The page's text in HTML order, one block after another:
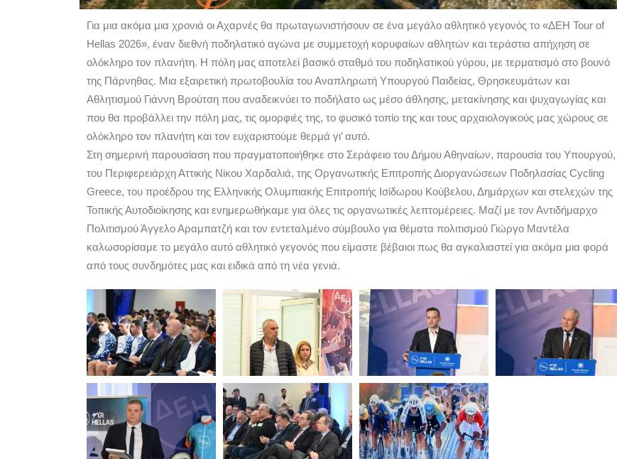
Για μια ακόμα μια χρονιά οι Αχαρνές θα πρωταγωνιστήσουν σε ένα μεγάλο αθλητικό γεγονός το «ΔΕΗ Tour of
Hellas 2026», έναν διεθνή ποδηλατικό αγώνα με συμμετοχή κορυφαίων αθλητών και τεράστια απήχηση σε
ολόκληρο τον πλανήτη. Η πόλη μας αποτελεί βασικό σταθμό του ποδηλατικού γύρου, με τερματισμό στο βουνό
της Πάρνηθας. Μια εξαιρετική πρωτοβουλία του Αναπληρωτή Υπουργού Παιδείας, Θρησκευμάτων και
Αθλητισμού Γιάννη Βρούτση που αναδεικνύει το ποδήλατο ως μέσο άθλησης, μετακίνησης και ψυχαγωγίας και
που θα προβάλλει την πόλη μας, τις ομορφιές της, το φυσικό τοπίο της και τους αρχαιολογικούς μας χώρους σε
ολόκληρο τον πλανήτη και τον ευχαριστούμε θερμά γι’ αυτό.
Στη σημερινή παρουσίαση που πραγματοποιήθηκε στο Σεράφειο του Δήμου Αθηναίων, παρουσία του Υπουργού,
του Περιφερειάρχη Αττικής Νίκου Χαρδαλιά, της Οργανωτικής Επιτροπής Διοργανώσεων Ποδηλασίας Cycling
Greece, του προέδρου της Ελληνικής Ολυμπιακής Επιτροπής Ισίδωρου Κούβελου, Δημάρχων και στελεχών της
Τοπικής Αυτοδιοίκησης και ενημερωθήκαμε για όλες τις οργανωτικές λεπτομέρειες. Μαζί με τον Αντιδήμαρχο
Πολιτισμού Άγγελο Αραμπατζή και τον εντεταλμένο σύμβουλο για θέματα πολιτισμού Γιώργο Μαντέλα
καλωσορίσαμε το μεγάλο αυτό αθλητικό γεγονός που είμαστε βέβαιοι πως θα αγκαλιαστεί για ακόμα μια φορά
από τους συνδημότες μας και ειδικά από τη νέα γενιά.